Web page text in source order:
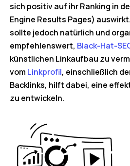
sich positiv auf ihr Ranking in
Engine Results Pages)
sollte jedoch natürlich und
empfehlenswert, Black-Hat-
künstlichen Linkaufbau zu
vom Linkprofil, einschließlich
Backlinks, hilft dabei, eine
zu entwickeln.